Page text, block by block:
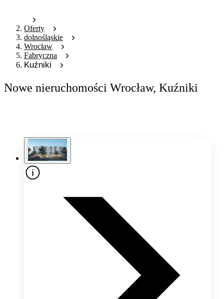
Oferty
dolnośląskie
Wrocław
Fabryczna
Kuźniki
Nowe nieruchomości Wrocław, Kuźniki